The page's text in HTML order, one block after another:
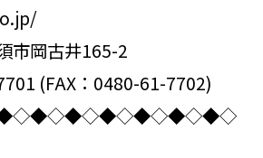
市岡古井165-2
(FAX：0480-61-7702)